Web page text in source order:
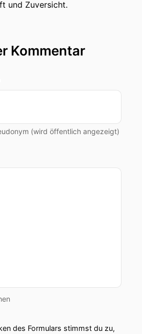
und Zuversicht.
Kommentar
(wird öffentlich angezeigt)
des Formulars stimmst du zu,